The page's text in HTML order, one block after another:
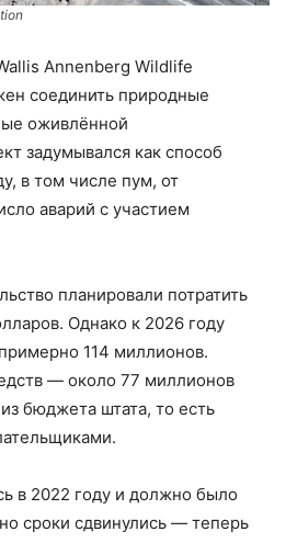
Annenberg Wildlife
соединить природные
оживлённой
задумывался как способ
в том числе пум, от
аварий с участием
планировали потратить
Однако к 2026 году
114 миллионов.
— около 77 миллионов
бюджета штата, то есть
в 2022 году и должно было
сроки сдвинулись — теперь